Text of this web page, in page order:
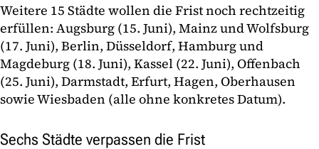
Weitere 15 Städte wollen die Frist noch rechtzeitig
erfüllen: Augsburg (15. Juni), Mainz und Wolfsburg
(17. Juni), Berlin, Düsseldorf, Hamburg und
Magdeburg (18. Juni), Kassel (22. Juni), Offenbach
(25. Juni), Darmstadt, Erfurt, Hagen, Oberhausen
sowie Wiesbaden (alle ohne konkretes Datum).
Sechs Städte verpassen die Frist